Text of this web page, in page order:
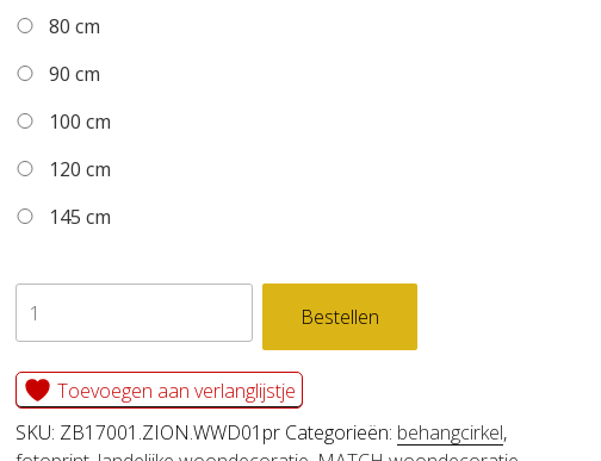
80 cm
90 cm
100 cm
120 cm
145 cm
zelfklevend
behang
cirkel
ZION
aantal
Bestellen
Toevoegen aan verlanglijstje
SKU: ZB17001.ZION.WWD01pr Categorieën: behangcirkel,